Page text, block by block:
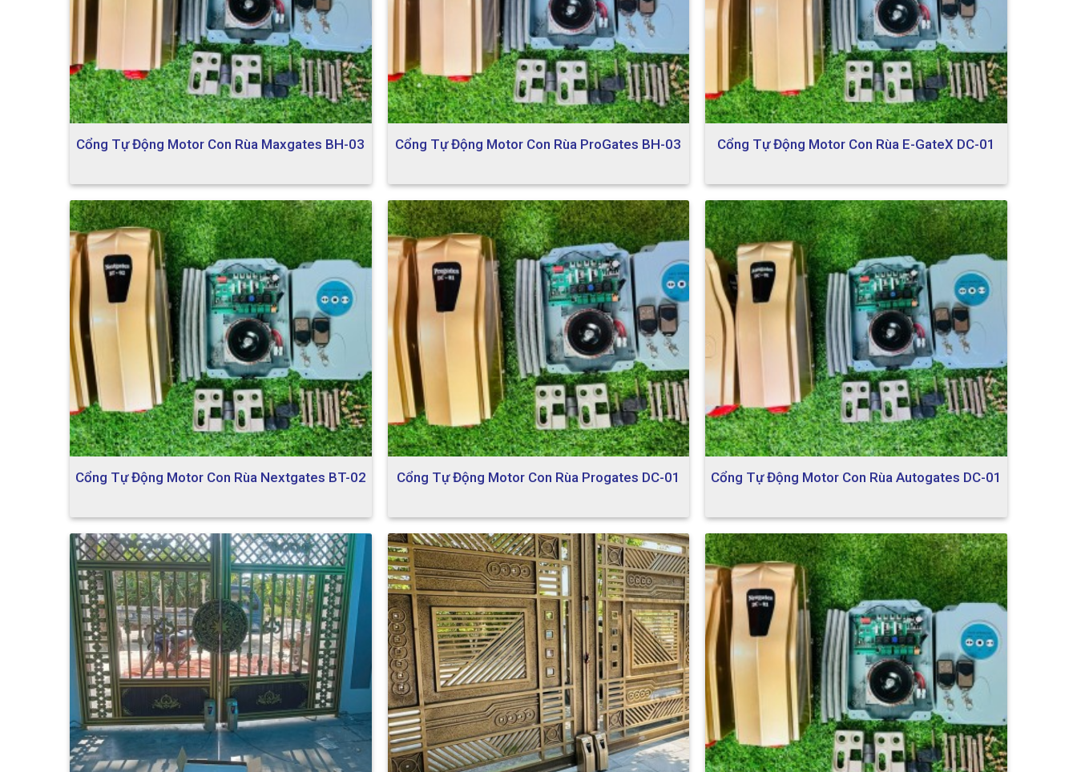
Cổng Tự Động Motor Con Rùa Maxgates BH-03 Cổng Tự Động Motor Con Rùa ProGates BH-03 Cổng Tự Động Motor Con Rùa E-GateX DC-01
Cổng Tự Động Motor Con Rùa Nextgates BT-02 Cổng Tự Động Motor Con Rùa Progates DC-01 Cổng Tự Động Motor Con Rùa Autogates DC-01